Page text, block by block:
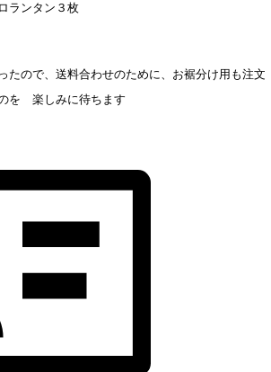
ランタン３枚
たので、送料合わせのために、お裾分け用も注文
を　楽しみに待ちます